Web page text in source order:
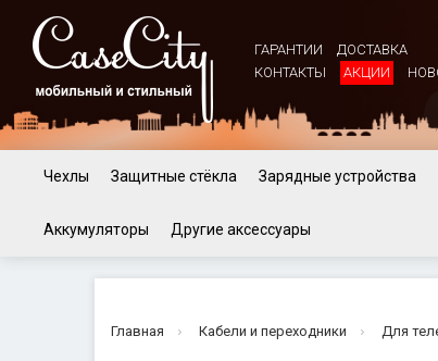
ГАРАНТИИ
ДОСТАВКА
КОНТАКТЫ
АКЦИИ
Чехлы Защитные стёкла Зарядные устройства
Аккумуляторы Другие аксессуары
Главная Кабели и переходники Для